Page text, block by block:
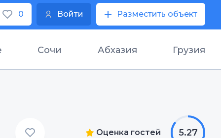
0 Войти Разместить объект
Сочи Абхазия Грузия
Оценка гостей 5.27